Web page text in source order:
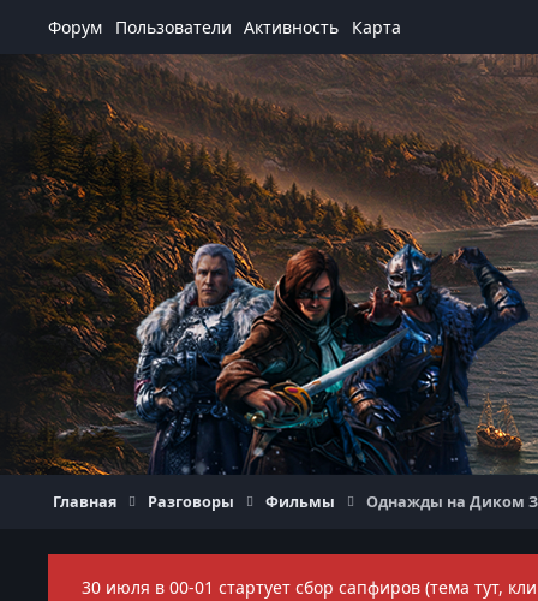
Форум Пользователи Активность Карта
Главная Разговоры Фильмы Однажды на Диком
30 июля в 00-01 стартует сбор сапфиров (тема тут,